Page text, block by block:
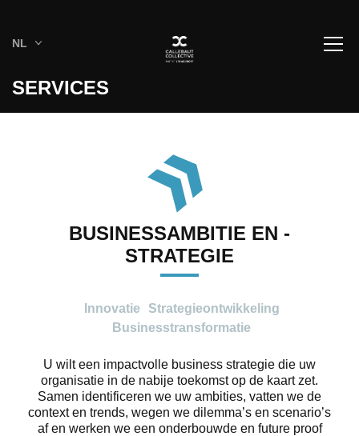
NL
SERVICES
BUSINESSAMBITIE EN -
STRATEGIE
Innovatie
Strategieontwikkeling
Businesstransformatie
U wilt een impactvolle business strategie die uw
organisatie in de nabije toekomst op de kaart zet.
Samen identificeren we uw ambities, vatten we de
context en trends, wegen we dilemma’s en scenario’s
af en werken we een onderbouwde en future proof